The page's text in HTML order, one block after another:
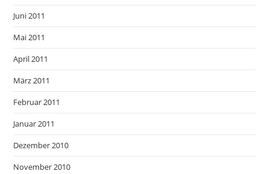
Juni 2011
Mai 2011
April 2011
März 2011
Februar 2011
Januar 2011
Dezember 2010
November 2010